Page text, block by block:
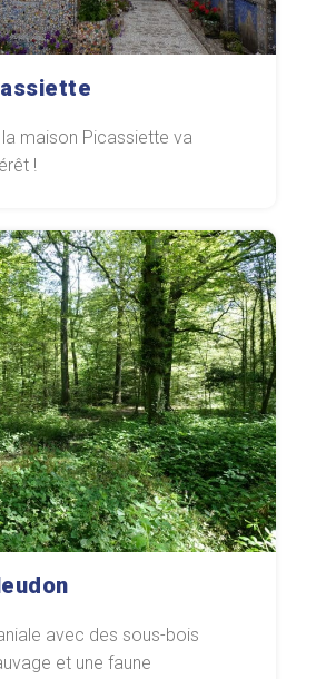
la maison Picassiette va
!
avec des sous-bois
et une faune